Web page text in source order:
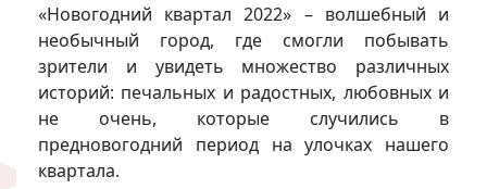
«Новогодний квартал 2022» – волшебный и
необычный город, где смогли побывать
зрители и увидеть множество различных
историй: печальных и радостных, любовных и
не очень, которые случились в
предновогодний период на улочках нашего
квартала.